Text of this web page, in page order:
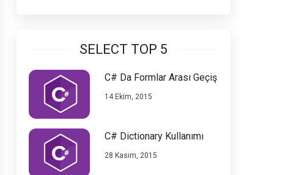
değer bir karakter olduğudan
SELECT TOP 5
C# Da Formlar Arası Geçiş
14 Ekim, 2015
C# Dictionary Kullanımı
28 Kasım, 2015